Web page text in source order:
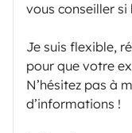
vous conseiller si
Je suis flexible,
pour que votre
N’hésitez pas à
d’informations !